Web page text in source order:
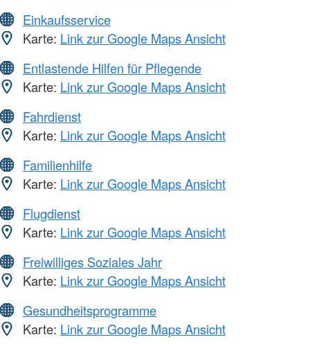
Einkaufsservice
Karte: Link zur Google Maps Ansicht
Entlastende Hilfen für Pflegende
Karte: Link zur Google Maps Ansicht
Fahrdienst
Karte: Link zur Google Maps Ansicht
Familienhilfe
Karte: Link zur Google Maps Ansicht
Flugdienst
Karte: Link zur Google Maps Ansicht
Freiwilliges Soziales Jahr
Karte: Link zur Google Maps Ansicht
Gesundheitsprogramme
Karte: Link zur Google Maps Ansicht